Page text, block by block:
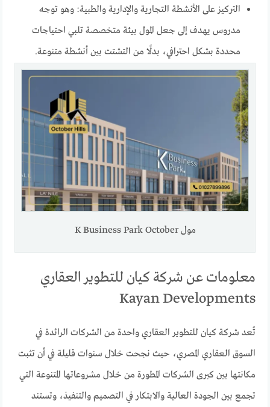
التركيز على الأنشطة التجارية والإدارية والطبية: وهو توجه
مدروس يهدف إلى جعل المول بيئة متخصصة تلبي احتياجات
محددة بشكل احترافي، بدلًا من التشتت بين أنشطة متنوعة.
مول K Business Park October
معلومات عن شركة كيان للتطوير العقاري
Kayan Developments
تُعد شركة كيان للتطوير العقاري واحدة من الشركات الرائدة في
السوق العقاري المصري، حيث نجحت خلال سنوات قليلة في أن تثبت
مكانتها بين كبرى الشركات المطورة من خلال مشروعاتها المتنوعة التي
تجمع بين الجودة العالية والابتكار في التصميم والتنفيذ، وتستند